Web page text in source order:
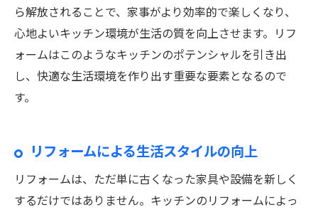
ら解放されることで、家事がより効率的で楽しくなり、
心地よいキッチン環境が生活の質を向上させます。リフ
ォームはこのようなキッチンのポテンシャルを引き出
し、快適な生活環境を作り出す重要な要素となるので
す。
リフォームによる生活スタイルの向上
リフォームは、ただ単に古くなった家具や設備を新しく
するだけではありません。キッチンのリフォームによっ